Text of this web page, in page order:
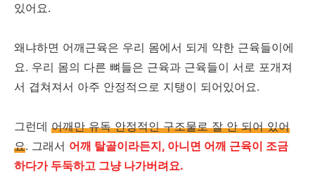
있어요.
왜냐하면 어깨근육은 우리 몸에서 되게 약한 근육들이에
요. 우리 몸의 다른 뼈들은 근육과 근육들이 서로 포개져
서 겹쳐져서 아주 안정적으로 지탱이 되어있어요.
그런데 어깨만 유독 안정적인 구조물로 잘 안 되어 있어
요. 그래서 어깨 탈골이라든지, 아니면 어깨 근육이 조금
하다가 두둑하고 그냥 나가버려요.